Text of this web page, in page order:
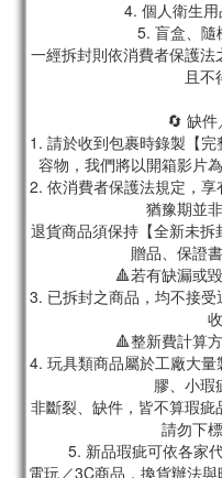
4. 個人衛生
5. 盲盒、隨
一經拆封則依消費者保護
且不
🔄 缺
1. 請於收到包裹時錄製【
容物，我們將以開箱影片
2. 依消費者保護法規定，享
猶豫期並
退貨商品須保持【全新未拆
贈品、保證
🔺若有缺漏或
3. 已拆封之商品，均不接
🔺整新費計算
4. 玩具類商品屬於工廠大
膠、小瑕
非斷裂、缺件，皆不算瑕疵
請勿下
5. 新品瑕疵可依各家
電玩／3C商品，換貨辦法與